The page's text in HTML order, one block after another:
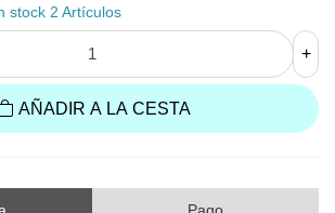
stock 2 Artículos
+
AÑADIR A LA CESTA